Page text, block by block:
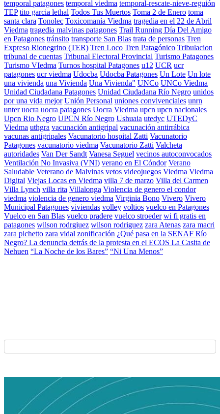
temporal patagones temporal viedma temporal-rescate-nieve-reguión
TEP tito garcia lethal Todos Tus Muertos Toma 2 de Enero toma
santa clara Tonolec Toxicomanía Viedma tragedia en el 22 de Abril
Viedma tragedia malvinas patagones Trail Running Día Del Amigo
en Patagones tránsito transporte San Blas trata de personas Tren
Expreso Rionegrino (TER) Tren Loco Tren Patagónico Tribulacion
tribunal de cuentas Tribunal Electoral Provincial Turismo Patagones
Turismo VIedma Turnos hospital Patagones u12 UCR ucr
patagones ucr viedma Udocba Udocba Patagones Un Lote Un lote
una vivienda una Vivienda Una Vivienda" UNCo UNCo Viedma
Unidad Ciudadana Patagones Unidad Ciudadana Río Negro unidos
por una vida mejor Unión Personal uniones convivenciales unrn
unter uocra uocra patagones Uocra Viedma upcn upcn nacionales
Upcn Rio Negro UPCN Río Negro Ushuaia utedyc UTEDyC
Viedma uthgra vacunación antigripal vacunación antirrábica
vacunas antigripales Vacunatorio hospital Zatti Vacunatorio
Patagones vacunatorio viedma Vacunatorio Zatti Valcheta
autoridades Van Der Sandt Vanesa Seguel vecinos autoconvocados
Ventilación No Invasiva (VNI) verano en El Cóndor Verano
Saludable Veterano de Malvinas vetos videojuegos Viedma Viedma
Digital Viejas Locas en Viedma villa 7 de marzo Villa del Carmen
Villa Lynch villa rita Villalonga Violencia de genero el condor
viedma violencia de genero viedma Virginia Bono Vivero Vivero
Municipal Patagones viviendas volley voltios vuelco en Patagones
Vuelco en San Blas vuelco pradere vuelco stroeder wi fi gratis en
patagones wilson rodrgiuez wilson rodriguez zara Atenas zara macri
zara pichetto zara vidal zonificación ¿Qué pasa en la SENAF Río
Negro? La denuncia detrás de la protesta en el ECOS La Casita de
Nehuen “La Noche de los Bares” “Ni Una Menos”